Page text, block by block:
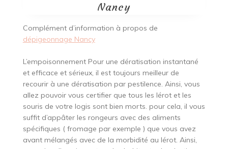
Nancy
Complément d’information à propos de
dépigeonnage Nancy
L’empoisonnement Pour une dératisation instantané
et efficace et sérieux, il est toujours meilleur de
recourir à une dératisation par pestilence. Ainsi, vous
allez pouvoir vous certifier que tous les lérot et les
souris de votre logis sont bien morts. pour cela, il vous
suffit d’appâter les rongeurs avec des aliments
spécifiques ( fromage par exemple ) que vous avez
avant mélangés avec de la morbidité au lérot. Ainsi,